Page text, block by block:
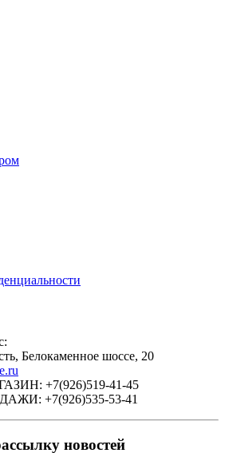
Белокаменное шоссе, 20
+7(926)519-41-45
+7(926)535-53-41
новостей